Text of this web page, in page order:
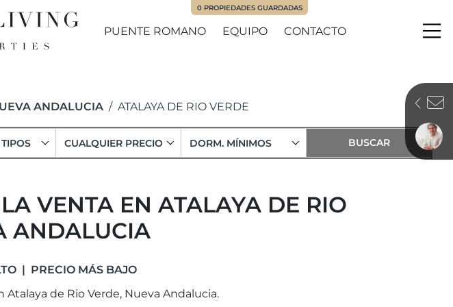
PUENTE ROMANO EQUIPO CONTACTO
0 PROPIEDADES GUARDADAS
ANDALUCIA ATALAYA DE RIO VERDE
CUALQUIER PRECIO DORM. MÍNIMOS
VENTA EN ATALAYA DE RIO
ANDALUCIA
PRECIO MÁS BAJO
de Rio Verde, Nueva Andalucia.